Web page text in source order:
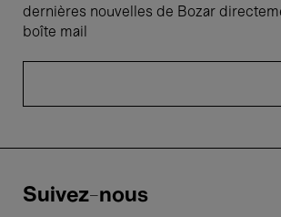
dernières nouvelles de Bozar
boîte mail
Suivez-nous